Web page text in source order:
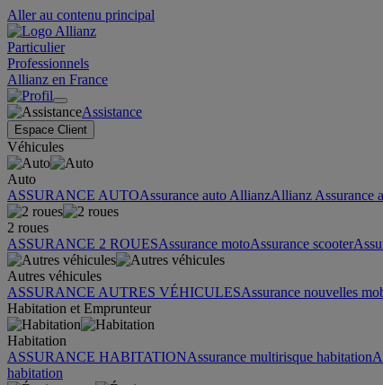
Aller au contenu principal
Particulier
Professionnels
Allianz en France
Assistance
Espace Client
Véhicules
Auto
ASSURANCE AUTOAssurance auto AllianzAllianz Assurance
2 roues
ASSURANCE 2 ROUESAssurance motoAssurance scooter
Autres véhicules
ASSURANCE AUTRES VÉHICULESAssurance nouvelles
Habitation et Emprunteur
Habitation
ASSURANCE HABITATIONAssurance multirisque habitation
habitation